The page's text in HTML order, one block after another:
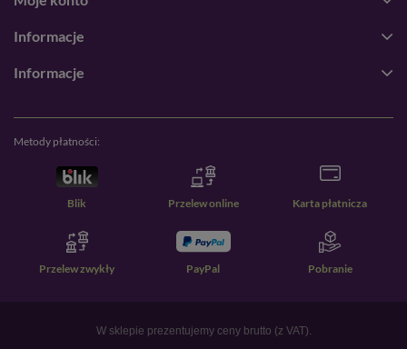
Informacje
Informacje
Metody płatności:
Blik Przelew online Karta płatnicza
Przelew zwykły PayPal Pobranie
W sklepie prezentujemy ceny brutto (z VAT).